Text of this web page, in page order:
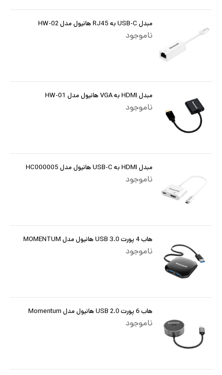
مبدل USB-C به RJ45 هانیول مدل HW-02
ناموجود
مبدل HDMI به VGA هانیول مدل HW-01
ناموجود
مبدل HDMI به USB-C هانیول مدل HC000005
ناموجود
هاب 4 پورت USB 3.0 هانیول مدل MOMENTUM
ناموجود
هاب 6 پورت USB 2.0 هانیول مدل Momentum
ناموجود